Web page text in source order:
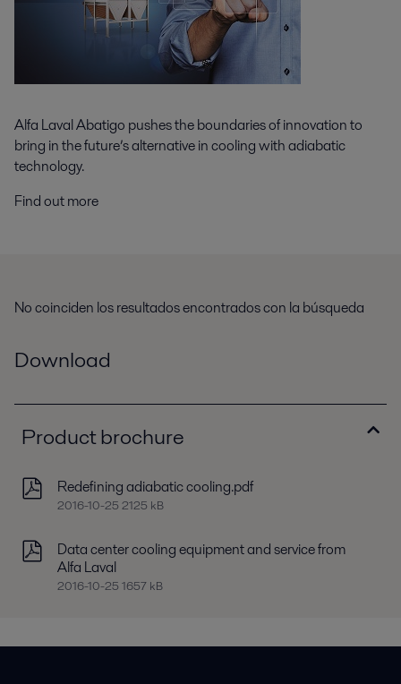
Alfa Laval Abatigo pushes the boundaries of innovation to
bring in the future’s alternative in cooling with adiabatic
technology.
Find out more
No coinciden los resultados encontrados con la búsqueda
Download
Product brochure
Redefining adiabatic cooling.pdf
2016-10-25 2125 kB
Data center cooling equipment and service from
Alfa Laval
2016-10-25 1657 kB